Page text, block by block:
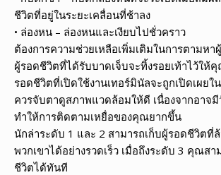
ชีวิตที่อยู่ในระยะเคลื่อนที่ช้าลง
• ล่องหน – ล่องหนและเงียบไปชั่วคราว
ต้องการความช่วยเหลือเพิ่มเติมในการตามห
ผู้รอดชีวิตที่ได้รับบาดเจ็บจะทิ้งรอยเท้าไว้ให้
รอดชีวิตที่เปิดใช้งานเทอร์มินัลจะถูกเปิดเผยใ
ควรจับตาดูสภาพแวดล้อมให้ดี เนื่องจากอาจ
ทำให้การติดตามเหยื่อของคุณยากขึ้น
นักล่าระดับ 1 และ 2 สามารถเก็บผู้รอดชีวิตที่
พวกเขาได้อย่างรวดเร็ว เมื่อถึงระดับ 3 คุณสา
ชีวิตได้ทันที